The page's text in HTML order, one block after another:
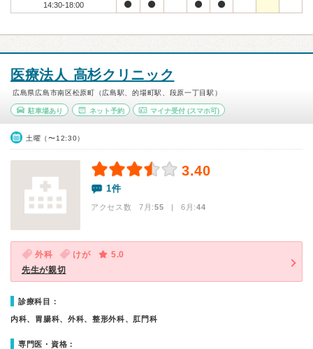
14:30-18:00
医療法人 高杉クリニック
広島県広島市南区松原町（広島駅、的場町駅、段原一丁目駅）
駐車場あり ネット予約 マイナ受付 (スマホ可)
土曜（〜12:30）
3.40
1件
アクセス数 7月:55 | 6月:44
外科 けが
5.0
先生が親切
診療科目：
内科、胃腸科、外科、整形外科、肛門科
専門医・資格：